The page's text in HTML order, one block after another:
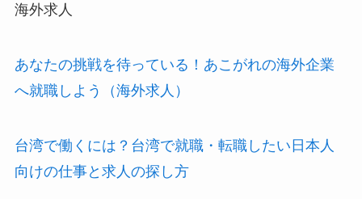
海外求人
あなたの挑戦を待っている！あこがれの海外企業
へ就職しよう（海外求人）
台湾で働くには？台湾で就職・転職したい日本人
向けの仕事と求人の探し方